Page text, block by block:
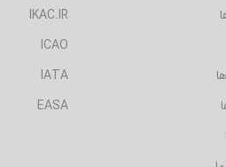
IKAC.IR
ICAO
IATA
EASA